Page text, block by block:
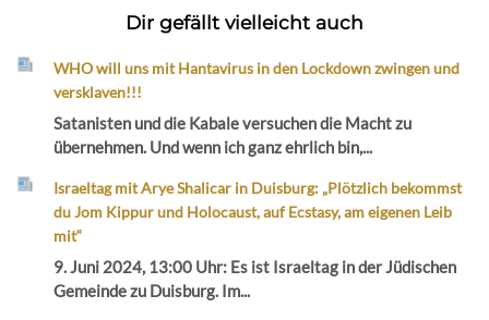
Dir gefällt vielleicht auch
WHO will uns mit Hantavirus in den Lockdown zwingen und
versklaven!!!
Satanisten und die Kabale versuchen die Macht zu
übernehmen. Und wenn ich ganz ehrlich bin,...
Israeltag mit Arye Shalicar in Duisburg: „Plötzlich bekommst
du Jom Kippur und Holocaust, auf Ecstasy, am eigenen Leib
mit“
9. Juni 2024, 13:00 Uhr: Es ist Israeltag in der Jüdischen
Gemeinde zu Duisburg. Im...